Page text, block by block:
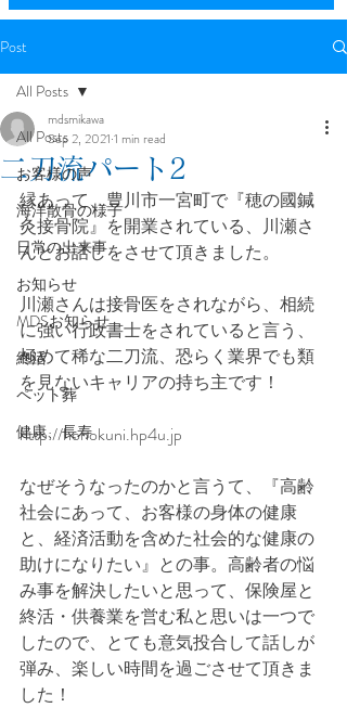
Post
All Posts
お客様の声
海洋散骨の様子
日常の出来事
お知らせ
MDSお知らせ
終活
ペット葬
健康、長寿
All Posts
二刀流パート2
mdsmikawa
Sep 2, 2021 1 min read
縁あって、豊川市一宮町で『穂の國鍼
灸接骨院』を開業されている、川瀬さ
んとお話しをさせて頂きました。
川瀬さんは接骨医をされながら、相続
に強い行政書士をされていると言う、
極めて稀な二刀流、恐らく業界でも類
を見ないキャリアの持ち主です！
http://honokuni.hp4u.jp
なぜそうなったのかと言うて、『高齢
社会にあって、お客様の身体の健康
と、経済活動を含めた社会的な健康の
助けになりたい』との事。高齢者の悩
み事を解決したいと思って、保険屋と
終活・供養業を営む私と思いは一つで
したので、とても意気投合して話しが
弾み、楽しい時間を過ごさせて頂きま
した！